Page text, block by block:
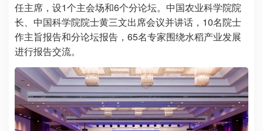
任主席，设1个主会场和6个分论坛。中国农业科学院院
长、中国科学院院士黄三文出席会议并讲话，10名院士
作主旨报告和分论坛报告，65名专家围绕水稻产业发展
进行报告交流。